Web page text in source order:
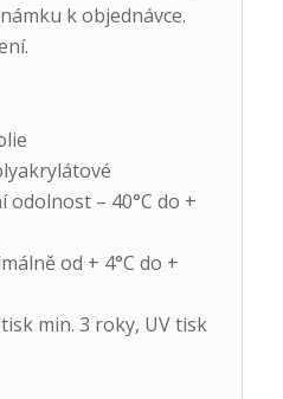
k objednávce.
– 40°C do +
od + 4°C do +
min. 3 roky, UV tisk